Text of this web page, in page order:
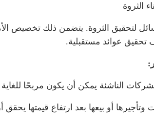
الثروة
لتحقيق الثروة. يتضمن ذلك تخصيص
تحقيق عوائد مستقبلية.
الناشئة يمكن أن يكون مربحًا
أو بيعها بعد ارتفاع قيمتها يحقق